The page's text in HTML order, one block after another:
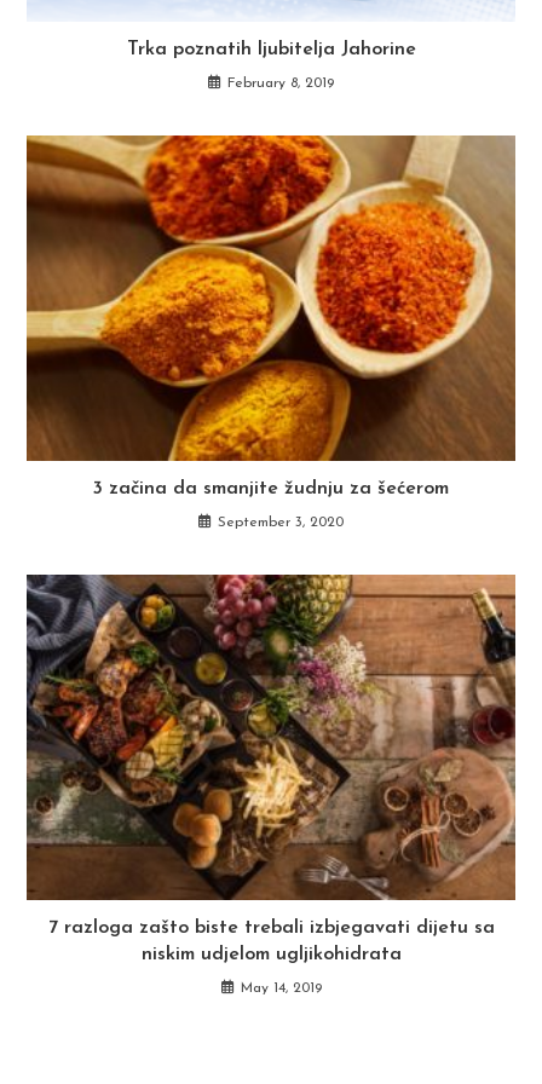
Trka poznatih ljubitelja Jahorine
February 8, 2019
3 začina da smanjite žudnju za šećerom
September 3, 2020
7 razloga zašto biste trebali izbjegavati dijetu sa
niskim udjelom ugljikohidrata
May 14, 2019